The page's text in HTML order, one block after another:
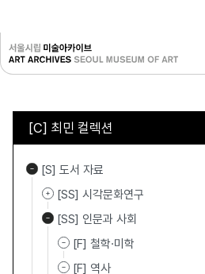
[C] 최민 컬렉션
[S] 도서 자료
[SS] 시각문화연구
[SS] 인문과 사회
[F] 철학·미학
[F] 역사